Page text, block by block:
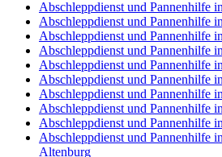
Abschleppdienst und Pannenhilfe
Abschleppdienst und Pannenhilfe
Abschleppdienst und Pannenhilfe
Abschleppdienst und Pannenhilfe
Abschleppdienst und Pannenhilfe
Abschleppdienst und Pannenhilfe
Abschleppdienst und Pannenhilfe
Abschleppdienst und Pannenhilfe
Abschleppdienst und Pannenhilfe
Abschleppdienst und Pannenhilfe
Altenburg